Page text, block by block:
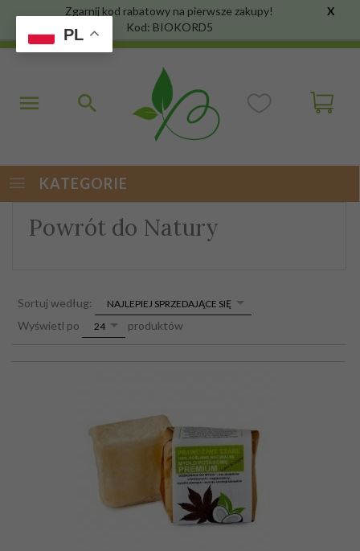
Zgarnij kod rabatowy na pierwsze zakupy!
Kod: BIOKORD5
X
KATEGORIE
Powrót do Natury
Sortuj według: sortNAJLEPIEJ SPRZEDAJĄCE SIĘ
Wyświetl po pop24 produktów
PL